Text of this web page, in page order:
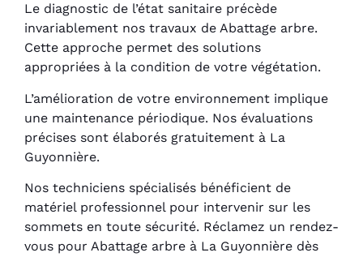
Le diagnostic de l’état sanitaire précède
invariablement nos travaux de Abattage arbre.
Cette approche permet des solutions
appropriées à la condition de votre végétation.
L’amélioration de votre environnement implique
une maintenance périodique. Nos évaluations
précises sont élaborés gratuitement à La
Guyonnière.
Nos techniciens spécialisés bénéficient de
matériel professionnel pour intervenir sur les
sommets en toute sécurité. Réclamez un rendez-
vous pour Abattage arbre à La Guyonnière dès